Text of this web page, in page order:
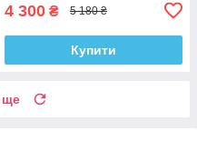
4 300 ₴ 5 180 ₴
Купити
ще